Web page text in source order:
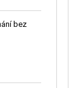
bez